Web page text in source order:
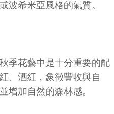
波希米亞風格的氣質。
季花藝中是十分重要的配
、酒紅，象徵豐收與自
增加自然的森林感。